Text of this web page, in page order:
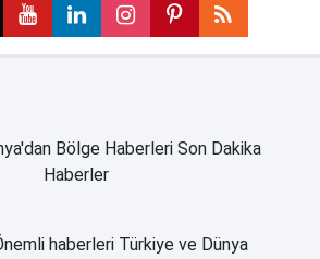
Bölge Haberleri Son Dakika
Haberler
haberleri Türkiye ve Dünya